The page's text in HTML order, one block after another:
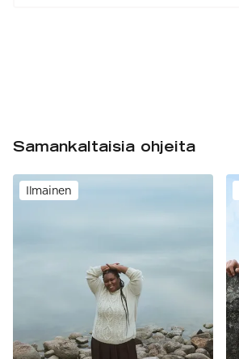
Samankaltaisia ohjeita
Ilmainen